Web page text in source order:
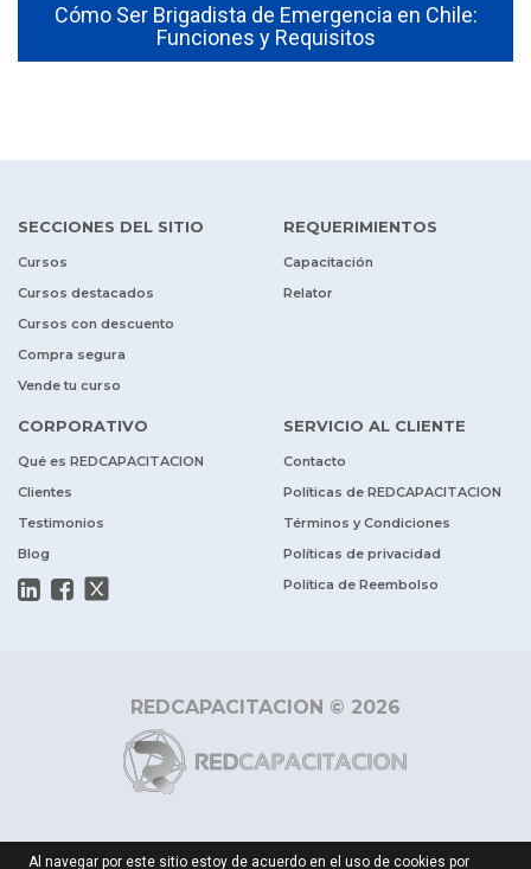
Cómo Ser Brigadista de Emergencia en Chile:
Funciones y Requisitos
SECCIONES DEL SITIO
Cursos
Cursos destacados
Cursos con descuento
Compra segura
Vende tu curso
REQUERIMIENTOS
Capacitación
Relator
CORPORATIVO
Qué es REDCAPACITACION
Clientes
Testimonios
Blog
SERVICIO AL CLIENTE
Contacto
Políticas de REDCAPACITACION
Términos y Condiciones
Políticas de privacidad
Política de Reembolso
REDCAPACITACION © 2026
Al navegar por este sitio estoy de acuerdo en el uso de cookies por